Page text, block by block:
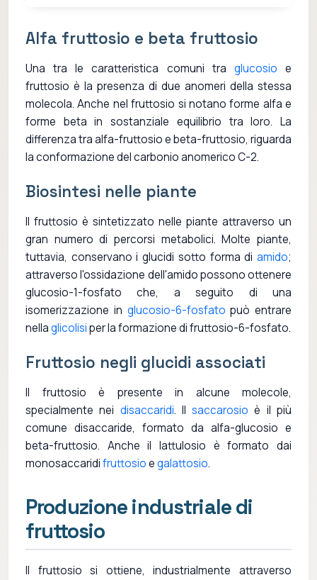
Alfa fruttosio e beta fruttosio
Una tra le caratteristica comuni tra glucosio e
fruttosio è la presenza di due anomeri della stessa
molecola. Anche nel fruttosio si notano forme alfa e
forme beta in sostanziale equilibrio tra loro. La
differenza tra alfa-fruttosio e beta-fruttosio, riguarda
la conformazione del carbonio anomerico C-2.
Biosintesi nelle piante
Il fruttosio è sintetizzato nelle piante attraverso un
gran numero di percorsi metabolici. Molte piante,
tuttavia, conservano i glucidi sotto forma di amido;
attraverso l'ossidazione dell'amido possono ottenere
glucosio-1-fosfato che, a seguito di una
isomerizzazione in glucosio-6-fosfato può entrare
nellaglicolisiper la formazione di fruttosio-6-fosfato.
Fruttosio negli glucidi associati
Il fruttosio è presente in alcune molecole,
specialmente nei disaccaridi. Ilsaccarosio è il più
comune disaccaride, formato da alfa-glucosio e
beta-fruttosio. Anche il lattulosio è formato dai
monosaccaridifruttosioegalattosio.
Produzione industriale di
fruttosio
Il fruttosio si ottiene, industrialmente attraverso